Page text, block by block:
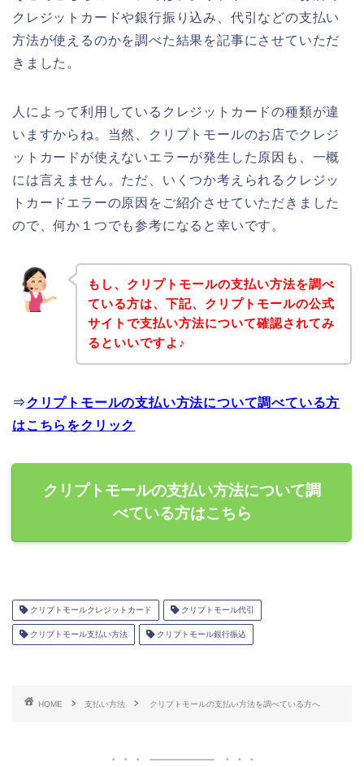
クレジットカードや銀行振り込み、代引などの支払い
方法が使えるのかを調べた結果を記事にさせていただ
きました。
人によって利用しているクレジットカードの種類が違
いますからね。当然、クリプトモールのお店でクレジ
ットカードが使えないエラーが発生した原因も、一概
には言えません。ただ、いくつか考えられるクレジッ
トカードエラーの原因をご紹介させていただきました
ので、何か１つでも参考になると幸いです。
もし、クリプトモールの支払い方法を調べ
ている方は、下記、クリプトモールの公式
サイトで支払い方法について確認されてみ
るといいですよ♪
⇒クリプトモールの支払い方法について調べている方
はこちらをクリック
クリプトモールの支払い方法について調
べている方はこちら
クリプトモールクレジットカード クリプトモール代引
クリプトモール支払い方法 クリプトモール銀行振込
HOME 支払い方法 クリプトモールの支払い方法を調べている方へ